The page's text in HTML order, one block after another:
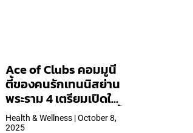
Ace of Clubs คอมมูนี
ตี้ของคนรักเทนนิสย่าน
พระราม 4 เตรียมเปิดให้
บริการวันแรก 19 ต.ค. นี้
Health & Wellness | October 8,
2025